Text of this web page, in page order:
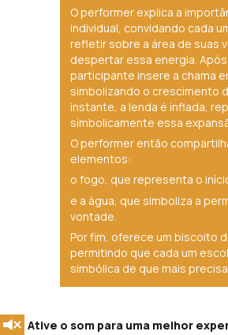
O performer explica a
individual, convidando cada
refletir sobre a área de suas
despertar essa energia.
participante insere a chama
simbolizando o crescimento
instante, a lenda é inflada,
simbolicamente essa
O performer então
elementos:
o fogo, que representa o
e a água, que simboliza a
vontade.
Por fim, oferece um biscoito
permitindo que cada um
simbólica de que mais
Ative o som para uma melhor